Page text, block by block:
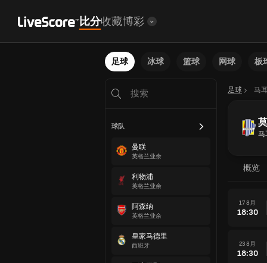
比分收藏博彩
足球 冰球 篮球 网球 板
球队
曼联
英格兰业余
利物浦
英格兰业余
阿森纳
英格兰业余
皇家马德里
西班牙
足球 马
马
概览
17 8月
18:30
23 8月
18:30